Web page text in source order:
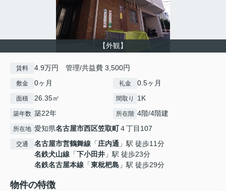
【外観】
賃料 4.9万円 管理/共益費 3,500円
敷金 0ヶ月 礼金 0.5ヶ月
面積 26.35㎡ 間取り 1K
築年数 築22年 所在階 4階/4階建
所在地 愛知県名古屋市西区笠取町４丁目107
交通 名古屋市営鶴舞線 「庄内通 」駅 徒歩11分
名鉄犬山線 「下小田井 」駅 徒歩23分
名鉄名古屋本線 「東枇杷島 」駅 徒歩29分
物件の特徴